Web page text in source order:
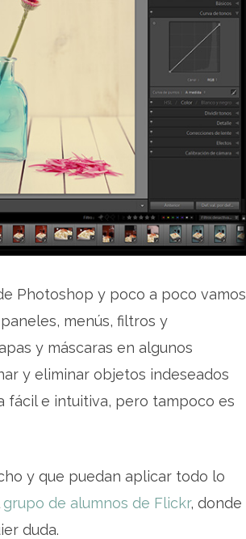
Photoshop y poco a poco vamos
menús, filtros y
y máscaras en algunos
y eliminar objetos indeseados
fácil e intuitiva, pero tampoco es
y que puedan aplicar todo lo
grupo de alumnos de Flickr, donde
duda.